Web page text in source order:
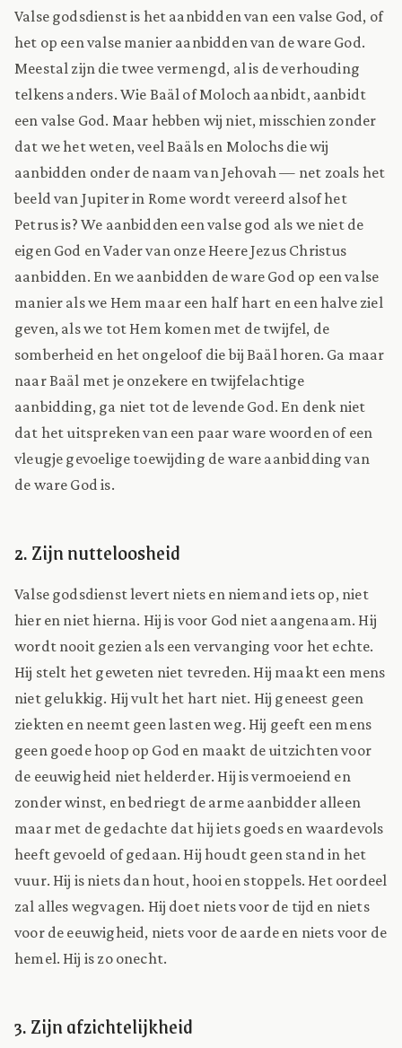
Valse godsdienst is het aanbidden van een valse God, of
het op een valse manier aanbidden van de ware God.
Meestal zijn die twee vermengd, al is de verhouding
telkens anders. Wie Baäl of Moloch aanbidt, aanbidt
een valse God. Maar hebben wij niet, misschien zonder
dat we het weten, veel Baäls en Molochs die wij
aanbidden onder de naam van Jehovah — net zoals het
beeld van Jupiter in Rome wordt vereerd alsof het
Petrus is? We aanbidden een valse god als we niet de
eigen God en Vader van onze Heere Jezus Christus
aanbidden. En we aanbidden de ware God op een valse
manier als we Hem maar een half hart en een halve ziel
geven, als we tot Hem komen met de twijfel, de
somberheid en het ongeloof die bij Baäl horen. Ga maar
naar Baäl met je onzekere en twijfelachtige
aanbidding, ga niet tot de levende God. En denk niet
dat het uitspreken van een paar ware woorden of een
vleugje gevoelige toewijding de ware aanbidding van
de ware God is.
2. Zijn nutteloosheid
Valse godsdienst levert niets en niemand iets op, niet
hier en niet hierna. Hij is voor God niet aangenaam. Hij
wordt nooit gezien als een vervanging voor het echte.
Hij stelt het geweten niet tevreden. Hij maakt een mens
niet gelukkig. Hij vult het hart niet. Hij geneest geen
ziekten en neemt geen lasten weg. Hij geeft een mens
geen goede hoop op God en maakt de uitzichten voor
de eeuwigheid niet helderder. Hij is vermoeiend en
zonder winst, en bedriegt de arme aanbidder alleen
maar met de gedachte dat hij iets goeds en waardevols
heeft gevoeld of gedaan. Hij houdt geen stand in het
vuur. Hij is niets dan hout, hooi en stoppels. Het oordeel
zal alles wegvagen. Hij doet niets voor de tijd en niets
voor de eeuwigheid, niets voor de aarde en niets voor de
hemel. Hij is zo onecht.
3. Zijn afzichtelijkheid